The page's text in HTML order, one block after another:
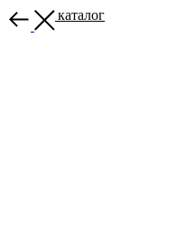
Назад в каталог